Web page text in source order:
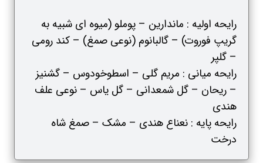
رايحه اوليه : ماندارین – پوملو (میوه ای شبیه به
گریپ فوروت) – گالبانوم (نوعی صمغ) – کند رومی
– گلپر
رايحه ميانی : مریم گلی – اسطوخودوس – گشنیز
– ریحان – گل شمعدانی – گل یاس – نوعی علف
هندی
رايحه پایه : نعناع هندی – مشک – صمغ شاه
درخت